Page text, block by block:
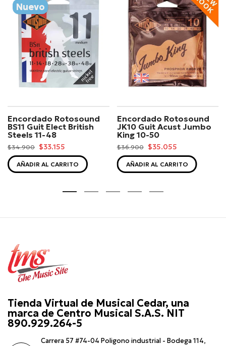
Nuevo
Encordado Rotosound
BS11 Guit Elect British
Steels 11-48
$34.900 $33.155
AÑADIR AL CARRITO
Encordado Rotosound
JK10 Guit Acust Jumbo
King 10-50
$36.900 $35.055
AÑADIR AL CARRITO
Tienda Virtual de Musical Cedar, una
marca de Centro Musical S.A.S. NIT
890.929.264-5
Carrera 57 #74-04 Poligono industrial - Bodega 114,